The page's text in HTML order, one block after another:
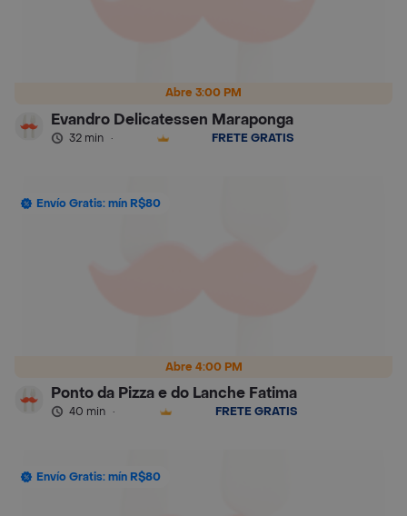
Abre 3:00 PM
Evandro Delicatessen Maraponga
32 min · FRETE GRÁTIS
Abre 4:00 PM
Envío Gratis: mín R$80
Ponto da Pizza e do Lanche Fatima
40 min · FRETE GRÁTIS
Envío Gratis: mín R$80